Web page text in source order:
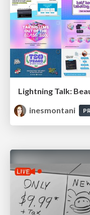
Lightning Talk:
inesmontani